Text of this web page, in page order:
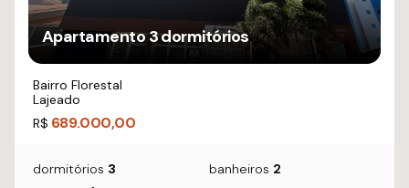
Apartamento 3 dormitórios
Bairro Florestal
Lajeado
R$ 689.000,00
dormitórios 3 banheiros 2